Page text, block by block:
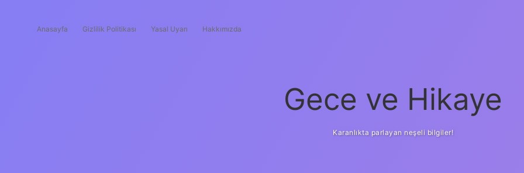
Anasayfa Gizlilik Politikası Yasal Uyarı Hakkımızda
Gece ve Hikaye
Karanlıkta parlayan neşeli bilgiler!